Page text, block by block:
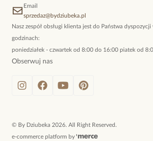
Email
sprzedaz@bydziubeka.pl
Nasz zespół obsługi klienta jest do Państwa
godzinach:
poniedziałek - czwartek od 8:00 do 16:00 piatek od
Obserwuj nas
© By Dziubeka 2026. All Right Reserved.
e-commerce platform by